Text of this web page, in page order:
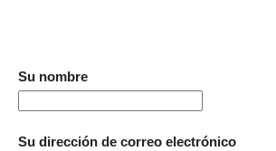
Su nombre
Su dirección de correo electrónico